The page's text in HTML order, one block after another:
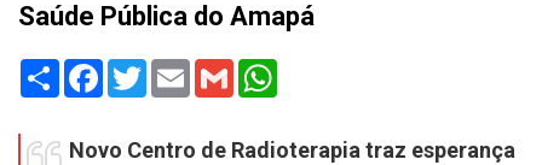
Saúde Pública do Amapá
Share Facebook
TwitterEmail Gmail
Novo Centro de Radioterapia traz esperança